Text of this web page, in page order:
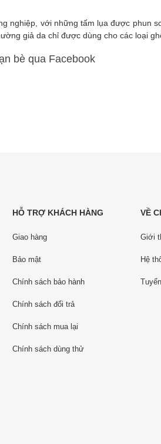
nghiệp, với những tấm lụa được phun
giả da chỉ được dùng cho các loại
bè qua Facebook
HỖ TRỢ KHÁCH HÀNG
Giao hàng
Bảo mật
Chính sách bảo hành
Chính sách đổi trả
Chính sách mua lại
Chính sách dùng thử
VỀ
Giới
Hệ